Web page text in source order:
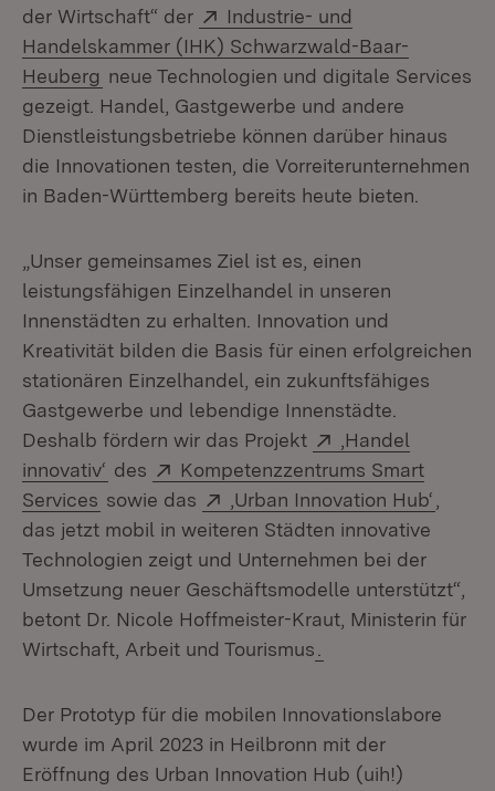
der Wirtschaft“ der
Extern:
Industrie- und
Handelskammer (IHK) Schwarzwald-Baar-
Heuberg (Öffnet in neuem Fenster)
neue Technologien und digitale Services
gezeigt. Handel, Gastgewerbe und andere
Dienstleistungsbetriebe können darüber hinaus
die Innovationen testen, die Vorreiterunternehmen
in Baden-Württemberg bereits heute bieten.
„Unser gemeinsames Ziel ist es, einen
leistungsfähigen Einzelhandel in unseren
Innenstädten zu erhalten. Innovation und
Kreativität bilden die Basis für einen erfolgreichen
stationären Einzelhandel, ein zukunftsfähiges
Gastgewerbe und lebendige Innenstädte.
Deshalb fördern wir das Projekt
Extern:
‚Handel
innovativ‘ (Öffnet in neuem Fenster)
des Extern:
Kompetenzzentrums Smart
Services (Öffnet in neuem Fenster)
sowie das Extern:
‚Urban Innovation Hub‘
das jetzt mobil in weiteren Städten innovative
Technologien zeigt und Unternehmen bei der
Umsetzung neuer Geschäftsmodelle unterstützt“,
betont Dr. Nicole Hoffmeister-Kraut, Ministerin für
Wirtschaft, Arbeit und Tourismus
Der Prototyp für die mobilen Innovationslabore
wurde im April 2023 in Heilbronn mit der
Eröffnung des Urban Innovation Hub (uih!)